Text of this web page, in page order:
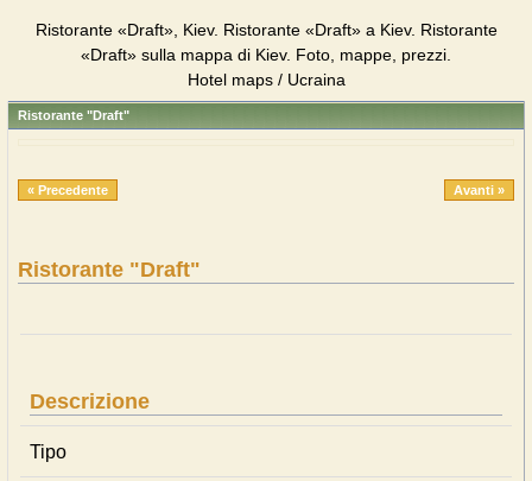
Ristorante «Draft», Kiev. Ristorante «Draft» a Kiev. Ristorante
«Draft» sulla mappa di Kiev. Foto, mappe, prezzi.
Hotel maps / Ucraina
Ristorante "Draft"
« Precedente Avanti »
Ristorante "Draft"
Descrizione
Tipo